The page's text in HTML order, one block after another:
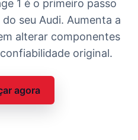
1 é o primeiro passo
seu Audi. Aumenta a
alterar componentes
original.
agora